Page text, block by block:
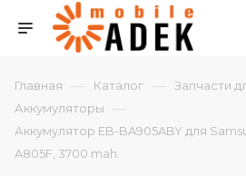
Главная — Каталог — Запчасти
Аккумуляторы —
Аккумулятор EB-BA905ABY для
A805F, 3700 mah.